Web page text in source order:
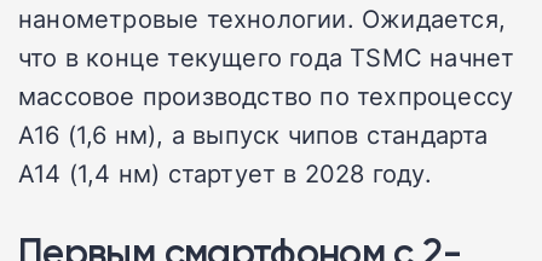
нанометровые технологии. Ожидается,
что в конце текущего года TSMC начнет
массовое производство по техпроцессу
A16 (1,6 нм), а выпуск чипов стандарта
A14 (1,4 нм) стартует в 2028 году.